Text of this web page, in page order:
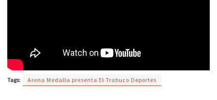
Tags: Arena Medalla presenta El Trabuco Deportes